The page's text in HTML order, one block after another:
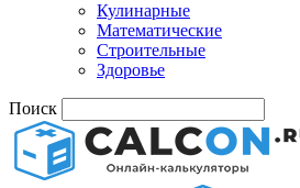
Кулинарные
Математические
Строительные
Здоровье
Поиск